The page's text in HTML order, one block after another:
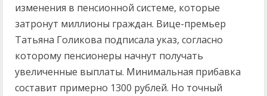
изменения в пенсионной системе, которые
затронут миллионы граждан. Вице-премьер
Татьяна Голикова подписала указ, согласно
которому пенсионеры начнут получать
увеличенные выплаты. Минимальная прибавка
составит примерно 1300 рублей. Но точный